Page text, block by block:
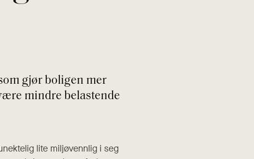
gjør boligen mer
mindre belastende
lite miljøvennlig i seg